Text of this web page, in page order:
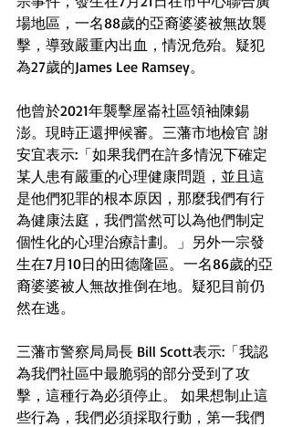
場地區，一名88歲的亞裔婆婆被無故襲
擊，導致嚴重內出血，情況危殆。疑犯
為27歲的James Lee Ramsey。
他曾於2021年襲擊屋崙社區領袖陳錫
澎。現時正還押候審。三藩市地檢官 謝
安宜表示:「如果我們在許多情況下確定
某人患有嚴重的心理健康問題，並且這
是他們犯罪的根本原因，那麼我們有行
為健康法庭，我們當然可以為他們制定
個性化的心理治療計劃。」另外一宗發
生在7月10日的田德隆區。一名86歲的亞
裔婆婆被人無故推倒在地。疑犯目前仍
然在逃。
三藩市警察局局長 Bill Scott表示:「我認
為我們社區中最脆弱的部分受到了攻
擊，這種行為必須停止。 如果想制止這
些行為，我們必須採取行動，第一我們